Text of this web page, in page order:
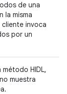
de una
la misma
invoca
por un
HIDL,
muestra